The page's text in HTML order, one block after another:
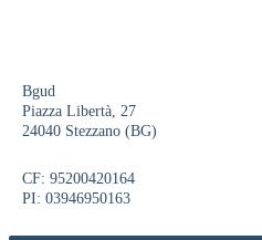
Bgud
Piazza Libertà, 27
24040 Stezzano (BG)
CF: 95200420164
PI: 03946950163